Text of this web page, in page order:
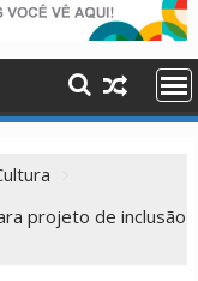
projeto de inclusão